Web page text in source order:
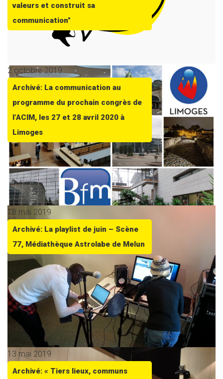
valeurs et construit sa
communication"
2 octobre 2019
Archivé: La communication au
programme du prochain congrès de
l’ACIM, les 27 et 28 avril 2020 à
Limoges
18 mai 2019
Archivé: La playlist de juin – Scène
77, Médiathèque Astrolabe de Melun
13 mai 2019
Archivé: « Tiers lieux, communs